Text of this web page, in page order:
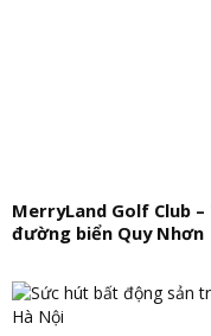
MerryLand Golf Club
đường biển Quy Nhơn